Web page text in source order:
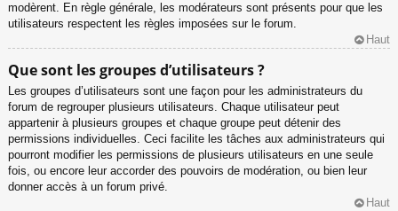
modèrent. En règle générale, les modérateurs sont présents pour que les
utilisateurs respectent les règles imposées sur le forum.
Haut
Que sont les groupes d’utilisateurs ?
Les groupes d’utilisateurs sont une façon pour les administrateurs du
forum de regrouper plusieurs utilisateurs. Chaque utilisateur peut
appartenir à plusieurs groupes et chaque groupe peut détenir des
permissions individuelles. Ceci facilite les tâches aux administrateurs qui
pourront modifier les permissions de plusieurs utilisateurs en une seule
fois, ou encore leur accorder des pouvoirs de modération, ou bien leur
donner accès à un forum privé.
Haut